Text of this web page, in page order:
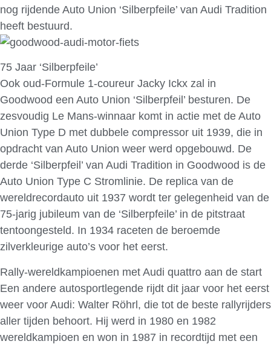
nog rijdende Auto Union ‘Silberpfeile’ van Audi Tradition
heeft bestuurd.
75 Jaar ‘Silberpfeile’
Ook oud-Formule 1-coureur Jacky Ickx zal in
Goodwood een Auto Union ‘Silberpfeil’ besturen. De
zesvoudig Le Mans-winnaar komt in actie met de Auto
Union Type D met dubbele compressor uit 1939, die in
opdracht van Auto Union weer werd opgebouwd. De
derde ‘Silberpfeil’ van Audi Tradition in Goodwood is de
Auto Union Type C Stromlinie. De replica van de
wereldrecordauto uit 1937 wordt ter gelegenheid van de
75-jarig jubileum van de ‘Silberpfeile’ in de pitstraat
tentoongesteld. In 1934 raceten de beroemde
zilverkleurige auto’s voor het eerst.
Rally-wereldkampioenen met Audi quattro aan de start
Een andere autosportlegende rijdt dit jaar voor het eerst
weer voor Audi: Walter Röhrl, die tot de beste rallyrijders
aller tijden behoort. Hij werd in 1980 en 1982
wereldkampioen en won in 1987 in recordtijd met een